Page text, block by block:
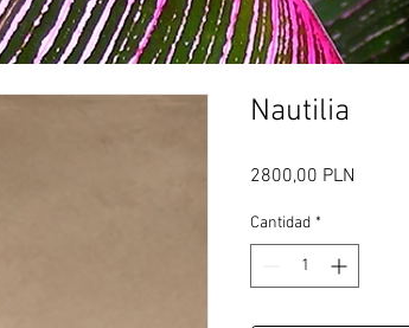
Nautilia
2800,00 PLN
Cantidad *